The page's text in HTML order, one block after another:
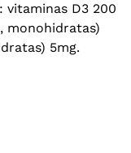
vitaminas D3 200
monohidratas)
5mg.